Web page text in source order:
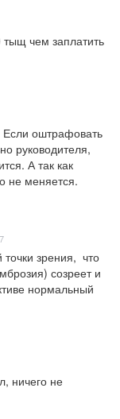
тыщ чем заплатить
оштрафовать
руководителя,
А так как
не меняется.
зрения,  что
созреет и
нормальный
ничего не